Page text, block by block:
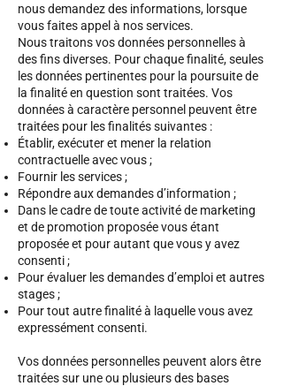
nous demandez des informations, lorsque
vous faites appel à nos services.
Nous traitons vos données personnelles à
des fins diverses. Pour chaque finalité, seules
les données pertinentes pour la poursuite de
la finalité en question sont traitées. Vos
données à caractère personnel peuvent être
traitées pour les finalités suivantes :
Établir, exécuter et mener la relation
contractuelle avec vous ;
Fournir les services ;
Répondre aux demandes d’information ;
Dans le cadre de toute activité de marketing
et de promotion proposée vous étant
proposée et pour autant que vous y avez
consenti ;
Pour évaluer les demandes d’emploi et autres
stages ;
Pour tout autre finalité à laquelle vous avez
expressément consenti.
Vos données personnelles peuvent alors être
traitées sur une ou plusieurs des bases